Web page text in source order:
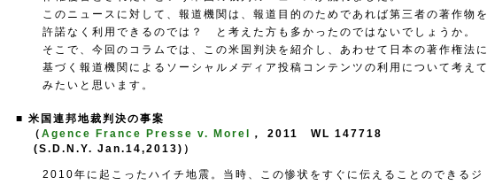
このニュースに対して、報道機関は、報道目的のためであれば第三者の著作物を
許諾なく利用できるのでは？ と考えた方も多かったのではないでしょうか。
そこで、今回のコラムでは、この米国判決を紹介し、あわせて日本の著作権法に
基づく報道機関によるソーシャルメディア投稿コンテンツの利用について考えて
みたいと思います。
■ 米国連邦地裁判決の事案
（ Agence France Presse v. Morel
， 2011 WL 147718
(S.D.N.Y. Jan.14,2013)）
2010年に起こったハイチ地震。当時、この惨状をすぐに伝えることのできるジ